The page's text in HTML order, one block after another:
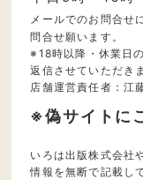
メールでのお問合せ
問合せ願います。
※18時以降・休業日
返信させていただき
店舗運営責任者：江
※偽サイトに
いろは出版株式会社
情報を無断で記載し